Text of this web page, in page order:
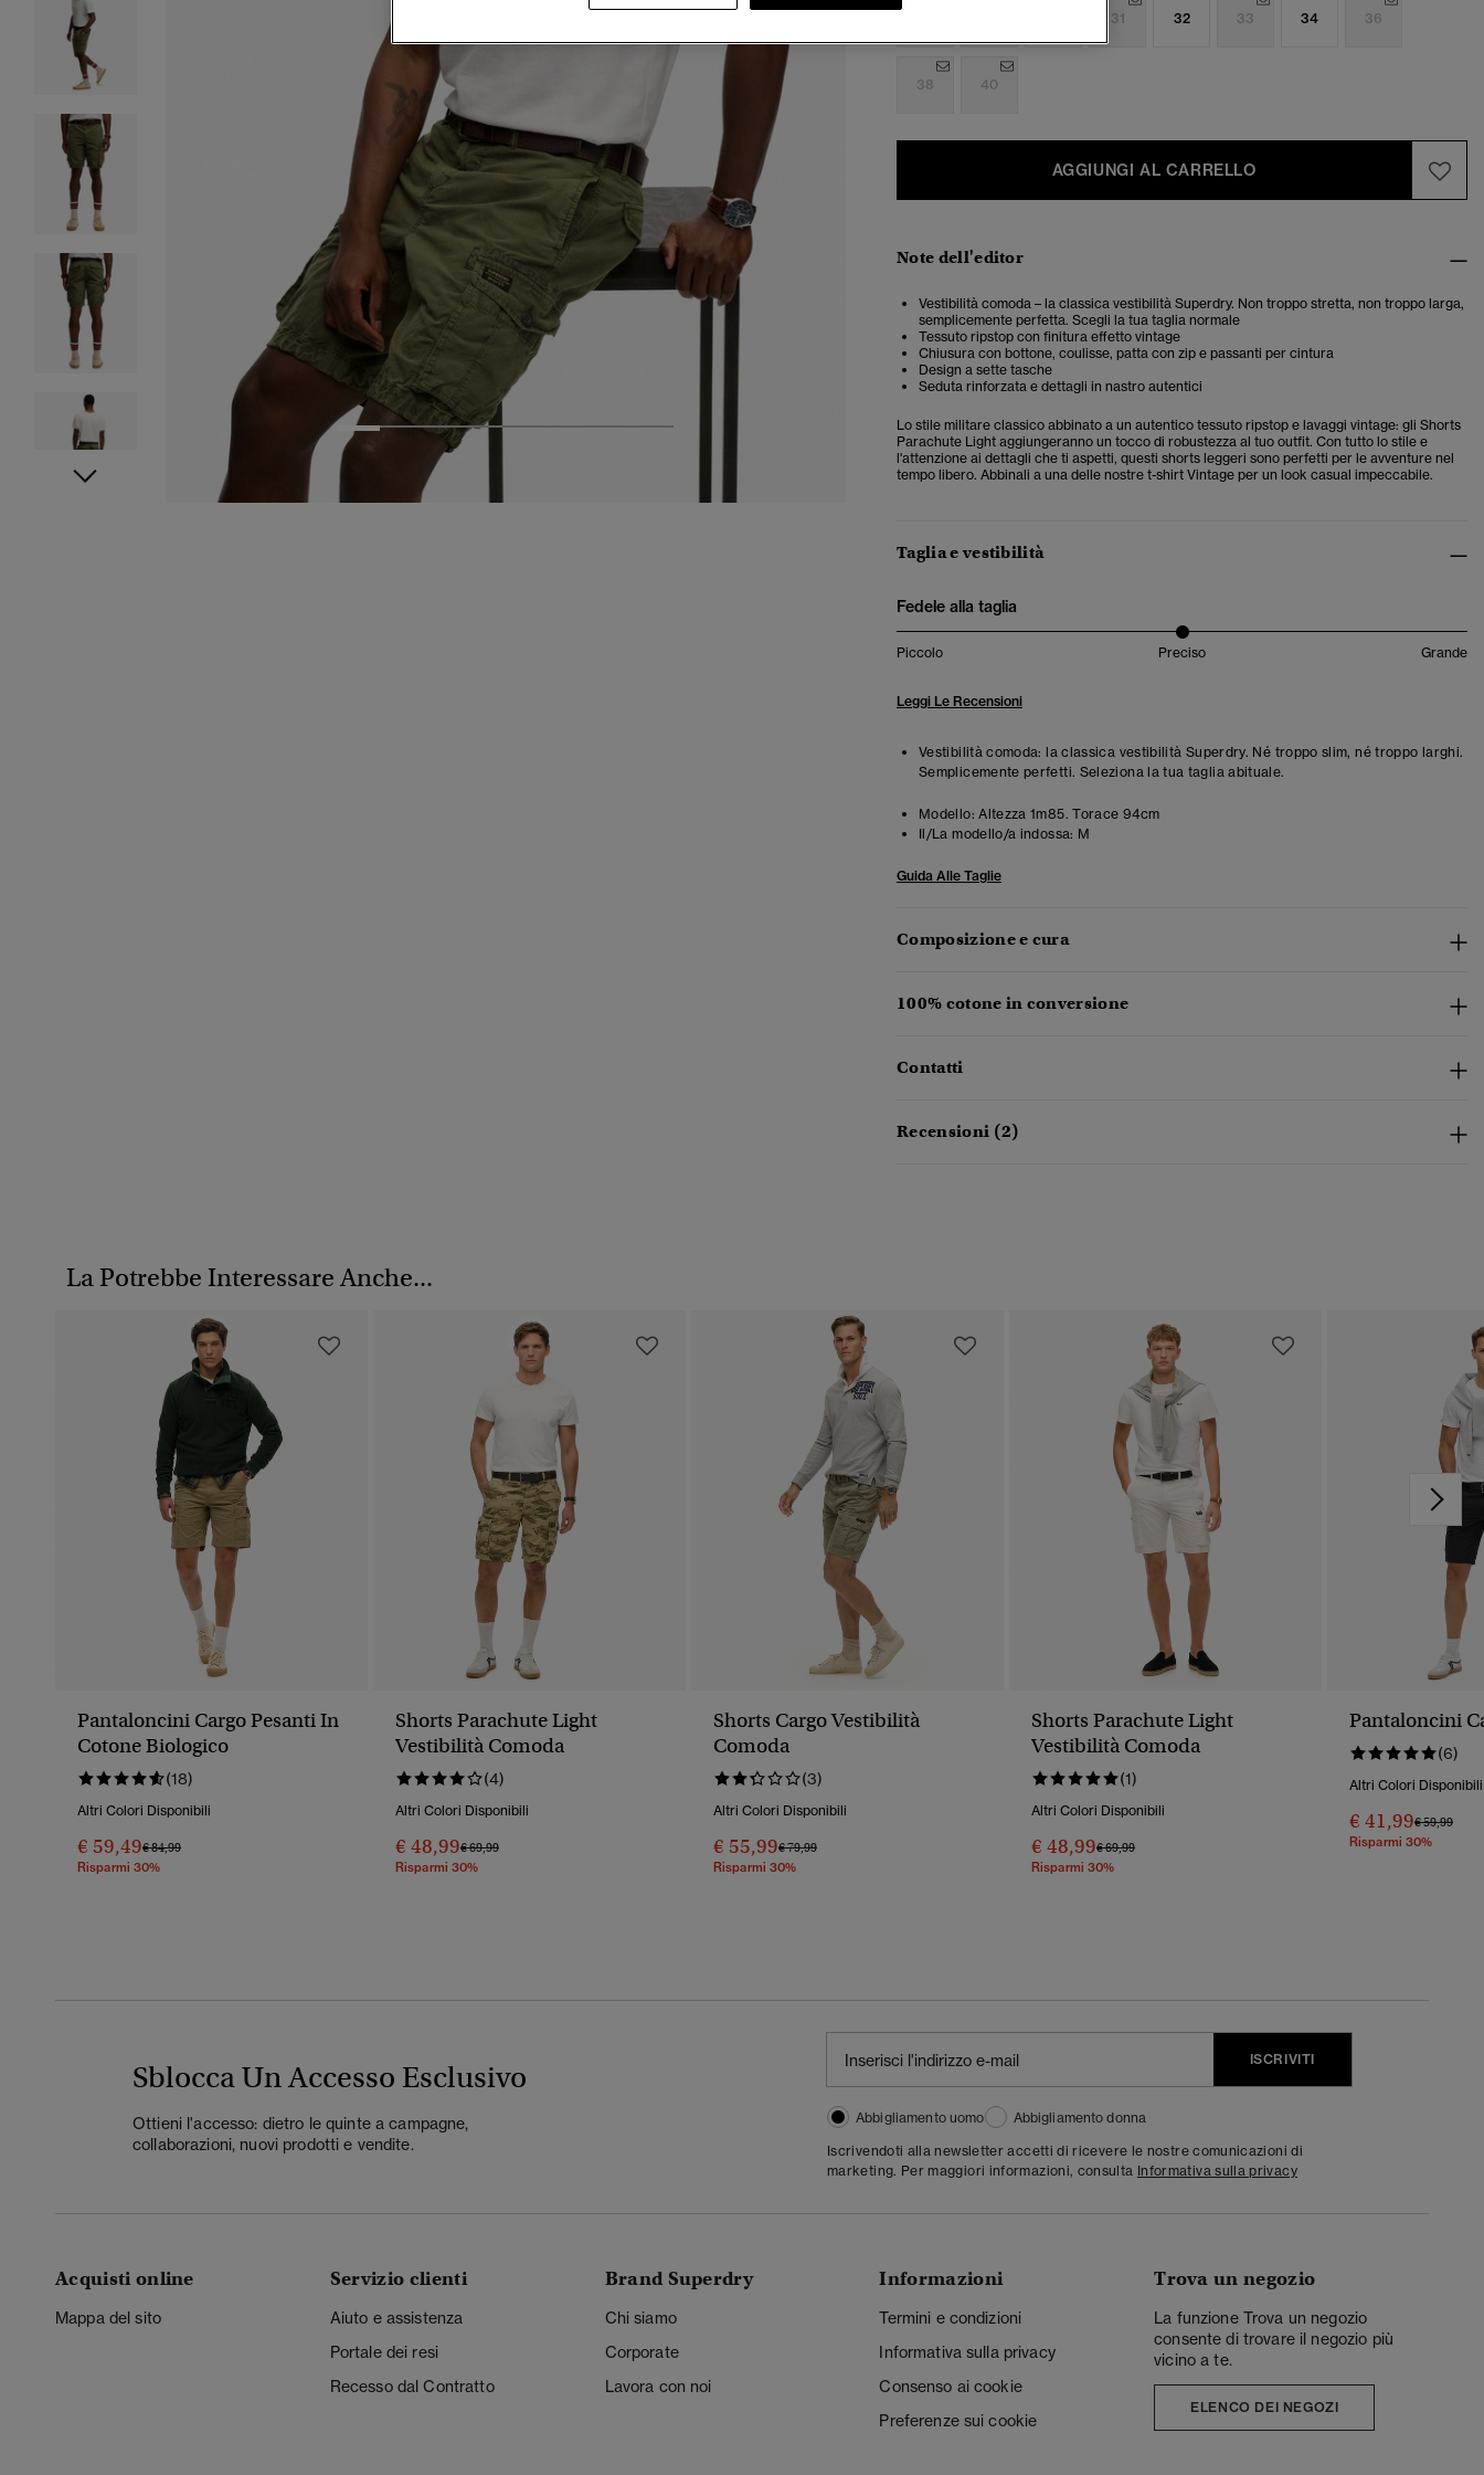
3
31 32 33 34 36
38 40
AGGIUNGI AL CARRELLO
Note dell'editor
Vestibilità comoda – la classica vestibilità Superdry. Non troppo stretta, non troppo larga,
semplicemente perfetta. Scegli la tua taglia normale
Tessuto ripstop con finitura effetto vintage
Chiusura con bottone, coulisse, patta con zip e passanti per cintura
Design a sette tasche
Seduta rinforzata e dettagli in nastro autentici
Lo stile militare classico abbinato a un autentico tessuto ripstop e lavaggi vintage: gli Shorts
Parachute Light aggiungeranno un tocco di robustezza al tuo outfit. Con tutto lo stile e
l'attenzione ai dettagli che ti aspetti, questi shorts leggeri sono perfetti per le avventure nel
tempo libero. Abbinali a una delle nostre t-shirt Vintage per un look casual impeccabile.
Taglia e vestibilità
Fedele alla taglia
Piccolo Preciso Grande
Leggi Le Recensioni
Vestibilità comoda: la classica vestibilità Superdry. Né troppo slim, né troppo larghi.
Semplicemente perfetti. Seleziona la tua taglia abituale.
Modello: Altezza 1m85. Torace 94cm
Il/La modello/a indossa: M
Guida Alle Taglie
Composizione e cura
100% cotone in conversione
Contatti
Recensioni (2)
La Potrebbe Interessare Anche...
Pantaloncini Cargo Pesanti In
Cotone Biologico
(18)
Altri Colori Disponibili
€ 59,49Prezzo Ridotto Da
€ 84,99A
Risparmi 30%
Shorts Parachute Light
Vestibilità Comoda
(4)
Altri Colori Disponibili
€ 48,99Prezzo Ridotto Da
€ 69,99A
Risparmi 30%
Shorts Cargo Vestibilità
Comoda
(3)
Altri Colori Disponibili
€ 55,99Prezzo Ridotto Da
€ 79,99A
Risparmi 30%
Shorts Parachute Light
Vestibilità Comoda
(1)
Altri Colori Disponibili
€ 48,99Prezzo Ridotto Da
€ 69,99A
Risparmi 30%
Pantaloncini
(6)
Altri Colori Disponibili
€ 41,99Prezzo
€ 59,99A
Risparmi 30%
Sblocca Un Accesso Esclusivo
Ottieni l'accesso: dietro le quinte a campagne,
collaborazioni, nuovi prodotti e vendite.
ISCRIVITI
Abbigliamento uomo
Abbigliamento donna
Iscrivendoti alla newsletter accetti di ricevere le nostre comunicazioni di
marketing. Per maggiori informazioni, consulta Informativa sulla privacy
Acquisti online
Mappa del sito
Servizio clienti
Aiuto e assistenza
Portale dei resi
Recesso dal Contratto
Brand Superdry
Chi siamo
Corporate
Lavora con noi
Informazioni
Termini e condizioni
Informativa sulla privacy
Consenso ai cookie
Preferenze sui cookie
Trova un negozio
La funzione Trova un negozio
consente di trovare il negozio più
vicino a te.
ELENCO DEI NEGOZI